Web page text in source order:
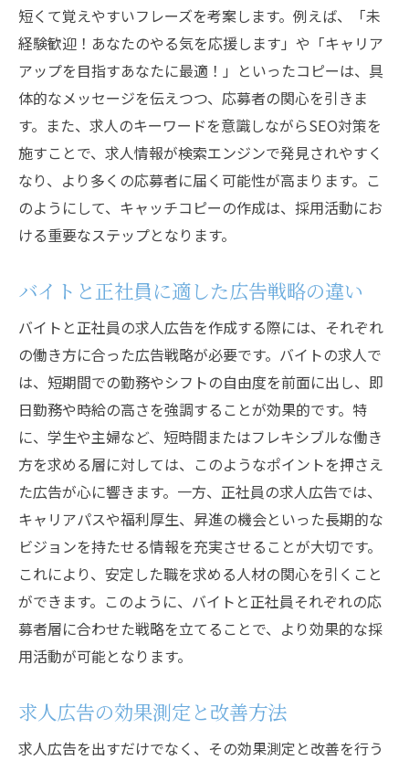
短くて覚えやすいフレーズを考案します。例えば、「未
経験歓迎！あなたのやる気を応援します」や「キャリア
アップを目指すあなたに最適！」といったコピーは、具
体的なメッセージを伝えつつ、応募者の関心を引きま
す。また、求人のキーワードを意識しながらSEO対策を
施すことで、求人情報が検索エンジンで発見されやすく
なり、より多くの応募者に届く可能性が高まります。こ
のようにして、キャッチコピーの作成は、採用活動にお
ける重要なステップとなります。
バイトと正社員に適した広告戦略の違い
バイトと正社員の求人広告を作成する際には、それぞれ
の働き方に合った広告戦略が必要です。バイトの求人で
は、短期間での勤務やシフトの自由度を前面に出し、即
日勤務や時給の高さを強調することが効果的です。特
に、学生や主婦など、短時間またはフレキシブルな働き
方を求める層に対しては、このようなポイントを押さえ
た広告が心に響きます。一方、正社員の求人広告では、
キャリアパスや福利厚生、昇進の機会といった長期的な
ビジョンを持たせる情報を充実させることが大切です。
これにより、安定した職を求める人材の関心を引くこと
ができます。このように、バイトと正社員それぞれの応
募者層に合わせた戦略を立てることで、より効果的な採
用活動が可能となります。
求人広告の効果測定と改善方法
求人広告を出すだけでなく、その効果測定と改善を行う